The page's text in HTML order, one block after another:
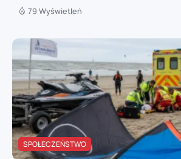
79 Wyświetleń
SPOŁECZEŃSTWO